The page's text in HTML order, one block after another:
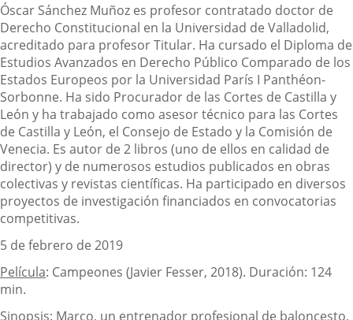
Óscar Sánchez Muñoz es profesor contratado doctor de
Derecho Constitucional en la Universidad de Valladolid,
acreditado para profesor Titular. Ha cursado el Diploma de
Estudios Avanzados en Derecho Público Comparado de los
Estados Europeos por la Universidad París I Panthéon-
Sorbonne. Ha sido Procurador de las Cortes de Castilla y
León y ha trabajado como asesor técnico para las Cortes
de Castilla y León, el Consejo de Estado y la Comisión de
Venecia. Es autor de 2 libros (uno de ellos en calidad de
director) y de numerosos estudios publicados en obras
colectivas y revistas científicas. Ha participado en diversos
proyectos de investigación financiados en convocatorias
competitivas.
5 de febrero de 2019
Película: Campeones (Javier Fesser, 2018). Duración: 124
min.
Sinopsis: Marco, un entrenador profesional de baloncesto,